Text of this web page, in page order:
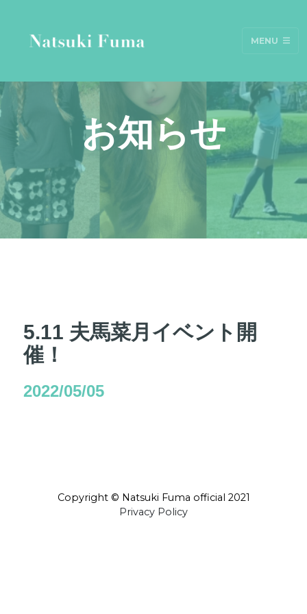
MENU
お知らせ
5.11 夫馬菜月イベント開
催！
2022/05/05
Copyright © Natsuki Fuma official 2021
Privacy Policy